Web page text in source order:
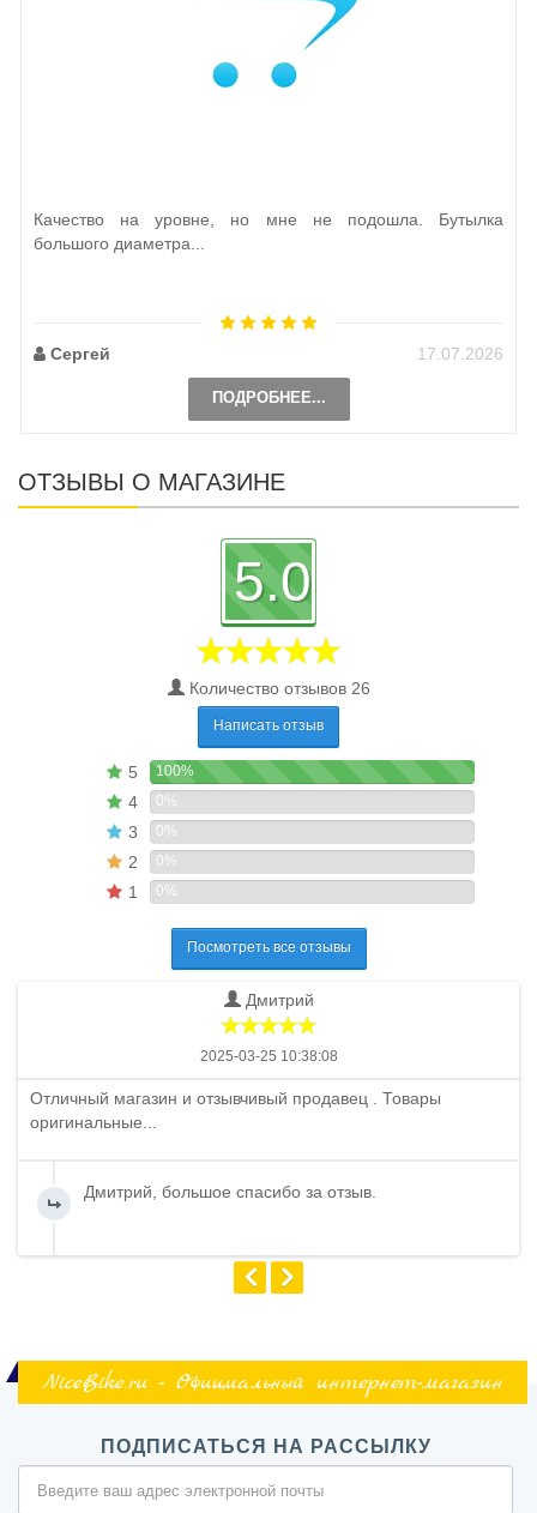
Качество на уровне, но мне не подошла. Бутылка
большого диаметра...
Сергей 17.07.2026
ПОДРОБНЕЕ...
ОТЗЫВЫ О МАГАЗИНЕ
5.0
Количество отзывов 26
Написать отзыв
5 100%
4 0%
3 0%
2 0%
1 0%
Посмотреть все отзывы
Дмитрий
2025-03-25 10:38:08
Отличный магазин и отзывчивый продавец . Товары
оригинальные...
Дмитрий, большое спасибо за отзыв.
NiceBike.ru - Официальный интернет-магазин
ПОДПИСАТЬСЯ НА РАССЫЛКУ